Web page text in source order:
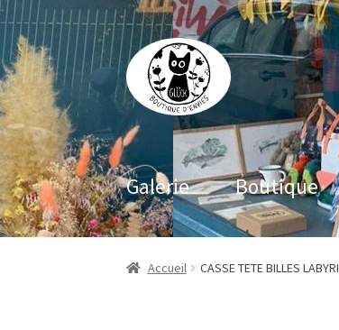
Aller
à
la
navigation
Aller
au
contenu
Galerie Boutique
Accueil CASSE TETE BILLES